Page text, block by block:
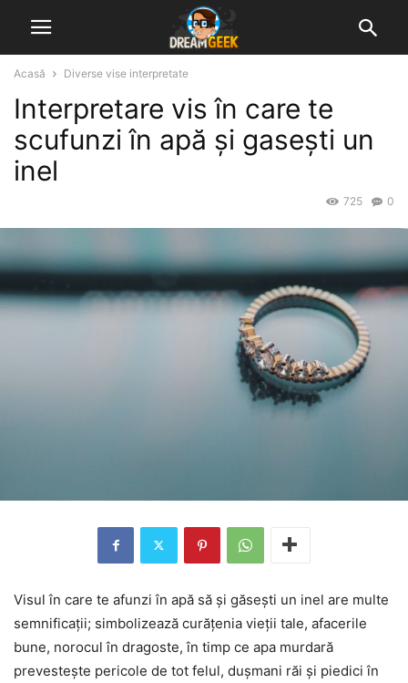
Acasă Diverse vise interpretate
Interpretare vis în care te
scufunzi în apă și gasești un
inel
0
725
Visul în care te afunzi în apă să și găsești un inel are multe
semnificații; simbolizează curățenia vieții tale, afacerile
bune, norocul în dragoste, în timp ce apa murdară
prevestește pericole de tot felul, dușmani răi și piedici în